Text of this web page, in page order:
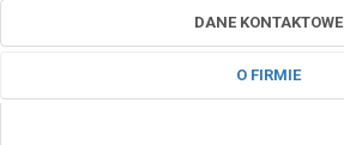
DANE KONTAKTOWE
O FIRMIE